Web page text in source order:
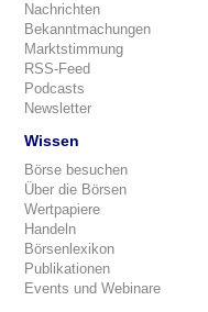
Nachrichten
Bekanntmachungen
Marktstimmung
RSS-Feed
Podcasts
Newsletter
Wissen
Börse besuchen
Über die Börsen
Wertpapiere
Handeln
Börsenlexikon
Publikationen
Events und Webinare